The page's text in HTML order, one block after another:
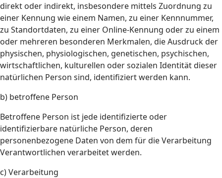
direkt oder indirekt, insbesondere mittels Zuordnung zu
einer Kennung wie einem Namen, zu einer Kennnummer,
zu Standortdaten, zu einer Online-Kennung oder zu einem
oder mehreren besonderen Merkmalen, die Ausdruck der
physischen, physiologischen, genetischen, psychischen,
wirtschaftlichen, kulturellen oder sozialen Identität dieser
natürlichen Person sind, identifiziert werden kann.
b) betroffene Person
Betroffene Person ist jede identifizierte oder
identifizierbare natürliche Person, deren
personenbezogene Daten von dem für die Verarbeitung
Verantwortlichen verarbeitet werden.
c) Verarbeitung